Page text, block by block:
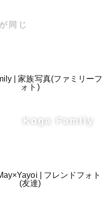
同じ
Koga Family